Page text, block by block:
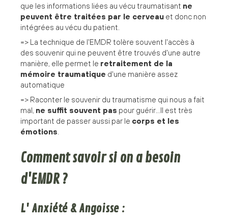
que les informations liées au vécu traumatisant ne
peuvent être traitées par le cerveau et donc non
intégrées au vécu du patient.
=> La technique de l'EMDR tolère souvent l'accès à
des souvenir qui ne peuvent être trouvés d'une autre
manière, elle permet le retraitement de la
mémoire traumatique d'une manière assez
automatique
=> Raconter le souvenir du traumatisme qui nous a fait
mal, ne suffit souvent pas pour guérir...Il est très
important de passer aussi par le corps et les
émotions
Comment savoir si on a besoin
d'EMDR ?
L' Anxiété & Angoisse :